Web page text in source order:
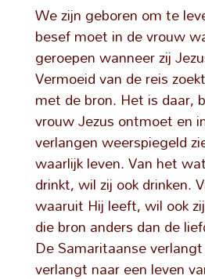
We zijn geboren om te
besef moet in de vrouw
geroepen wanneer zij
Vermoeid van de reis
met de bron. Het is daar,
vrouw Jezus ontmoet en
verlangen weerspiegeld
waarlijk leven. Van het
drinkt, wil zij ook drinken.
waaruit Hij leeft, wil ook
die bron anders dan de
De Samaritaanse
verlangt naar een leven